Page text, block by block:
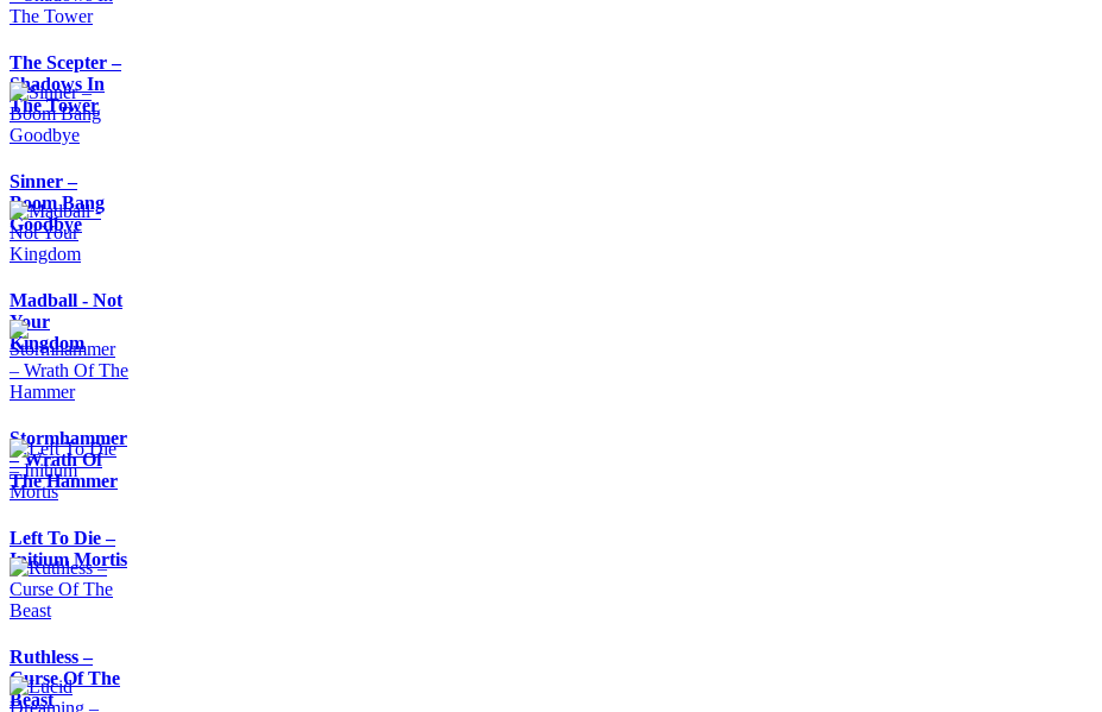
The Scepter –
Shadows In
The Tower
Sinner –
Boom Bang
Goodbye
Madball - Not
Your
Kingdom
Stormhammer
– Wrath Of
The Hammer
Left To Die –
Initium Mortis
Ruthless –
Curse Of The
Beast